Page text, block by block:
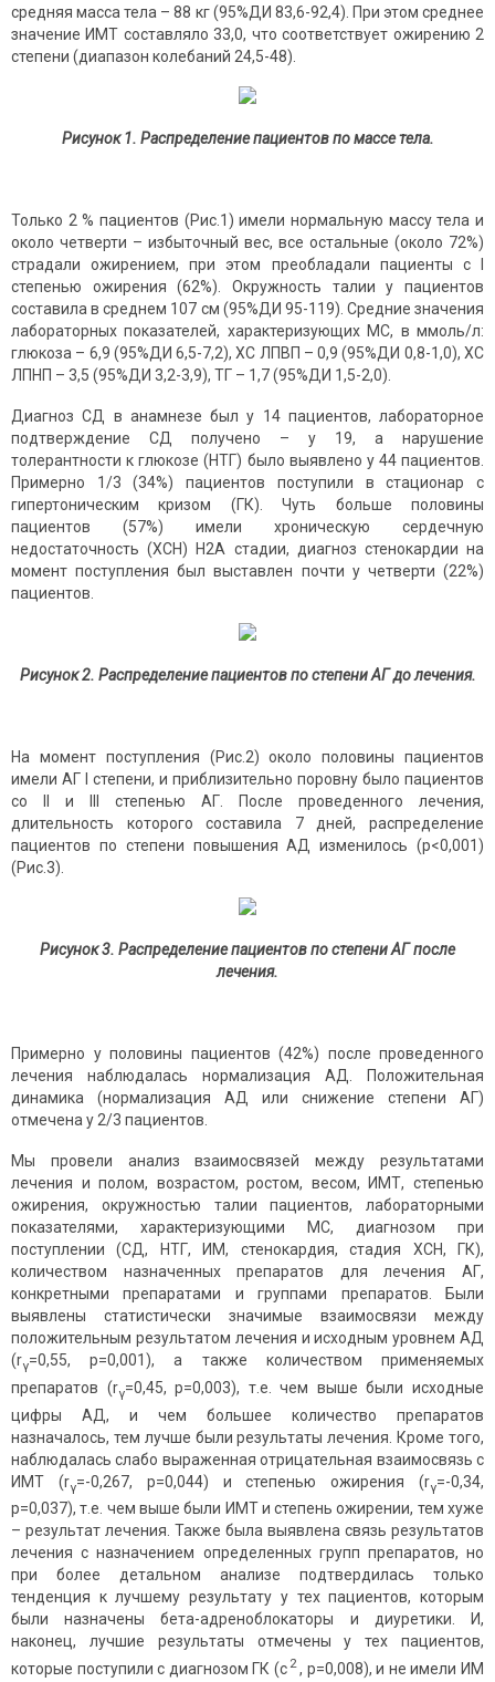
средняя масса тела – 88 кг (95%ДИ 83,6-92,4). При этом среднее
значение ИМТ составляло 33,0, что соответствует ожирению 2
степени (диапазон колебаний 24,5-48).
Рисунок 1. Распределение пациентов по массе тела.
Только 2 % пациентов (Рис.1) имели нормальную массу тела и
около четверти – избыточный вес, все остальные (около 72%)
страдали ожирением, при этом преобладали пациенты с I
степенью ожирения (62%). Окружность талии у пациентов
составила в среднем 107 см (95%ДИ 95-119). Средние значения
лабораторных показателей, характеризующих МС, в ммоль/л:
глюкоза – 6,9 (95%ДИ 6,5-7,2), ХС ЛПВП – 0,9 (95%ДИ 0,8-1,0), ХС
ЛПНП – 3,5 (95%ДИ 3,2-3,9), ТГ – 1,7 (95%ДИ 1,5-2,0).
Диагноз СД в анамнезе был у 14 пациентов, лабораторное
подтверждение СД получено – у 19, а нарушение
толерантности к глюкозе (НТГ) было выявлено у 44 пациентов.
Примерно 1/3 (34%) пациентов поступили в стационар с
гипертоническим кризом (ГК). Чуть больше половины
пациентов (57%) имели хроническую сердечную
недостаточность (ХСН) Н2А стадии, диагноз стенокардии на
момент поступления был выставлен почти у четверти (22%)
пациентов.
Рисунок 2. Распределение пациентов по степени АГ до лечения.
На момент поступления (Рис.2) около половины пациентов
имели АГ I степени, и приблизительно поровну было пациентов
со II и III степенью АГ. После проведенного лечения,
длительность которого составила 7 дней, распределение
пациентов по степени повышения АД изменилось (р<0,001)
(Рис.3).
Рисунок 3. Распределение пациентов по степени АГ после
лечения.
Примерно у половины пациентов (42%) после проведенного
лечения наблюдалась нормализация АД. Положительная
динамика (нормализация АД или снижение степени АГ)
отмечена у 2/3 пациентов.
Мы провели анализ взаимосвязей между результатами
лечения и полом, возрастом, ростом, весом, ИМТ, степенью
ожирения, окружностью талии пациентов, лабораторными
показателями, характеризующими МС, диагнозом при
поступлении (СД, НТГ, ИМ, стенокардия, стадия ХСН, ГК),
количеством назначенных препаратов для лечения АГ,
конкретными препаратами и группами препаратов. Были
выявлены статистически значимые взаимосвязи между
положительным результатом лечения и исходным уровнем АД
(rγ=0,55, р=0,001), а также количеством применяемых
препаратов (rγ=0,45, р=0,003), т.е. чем выше были исходные
цифры АД, и чем большее количество препаратов
назначалось, тем лучше были результаты лечения. Кроме того,
наблюдалась слабо выраженная отрицательная взаимосвязь с
ИМТ (rγ=-0,267, р=0,044) и степенью ожирения (rγ=-0,34,
р=0,037), т.е. чем выше были ИМТ и степень ожирении, тем хуже
– результат лечения. Также была выявлена связь результатов
лечения с назначением определенных групп препаратов, но
при более детальном анализе подтвердилась только
тенденция к лучшему результату у тех пациентов, которым
были назначены бета-адреноблокаторы и диуретики. И,
наконец, лучшие результаты отмечены у тех пациентов,
которые поступили с диагнозом ГК (c 2, р=0,008), и не имели ИМ